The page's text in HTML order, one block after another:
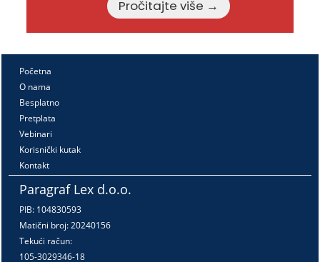
Pročitajte više →
Početna
O nama
Besplatno
Pretplata
Vebinari
Korisnički kutak
Kontakt
Paragraf Lex d.o.o.
PIB: 104830593
Matični broj: 20240156
Tekući račun:
105-3029346-18